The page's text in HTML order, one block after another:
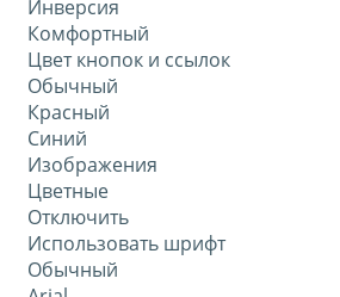
Инверсия
Комфортный
Цвет кнопок и ссылок
Обычный
Красный
Синий
Изображения
Цветные
Отключить
Использовать шрифт
Обычный